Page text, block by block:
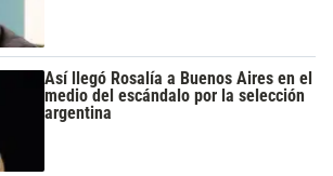
Así llegó Rosalía a Buenos Aires en el
medio del escándalo por la selección
argentina